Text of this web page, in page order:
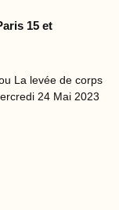
15 et
La levée de corps
24 Mai 2023